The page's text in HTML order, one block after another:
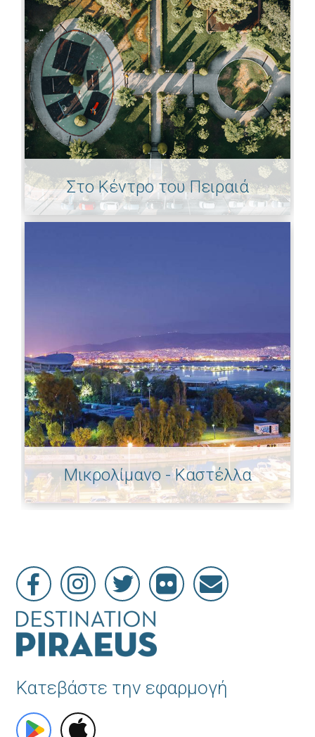
Στο Κέντρο του Πειραιά
Μικρολίμανο - Καστέλλα
Κατεβάστε την εφαρμογή